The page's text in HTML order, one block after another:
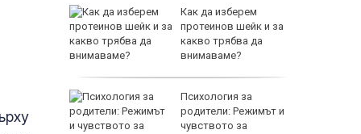
се
Как да изберем
протеинов шейк и за
какво трябва да
внимаваме?
Психология за
родители: Режимът и
чувството за